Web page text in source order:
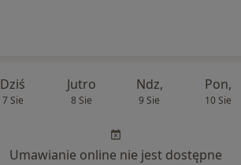
Dziś
7 Sie
Jutro
8 Sie
Ndz,
9 Sie
Pon,
10 Sie
Umawianie online nie jest dostępne